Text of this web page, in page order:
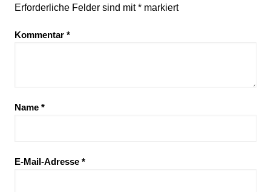
Erforderliche Felder sind mit*markiert
Kommentar *
Name *
E-Mail-Adresse *